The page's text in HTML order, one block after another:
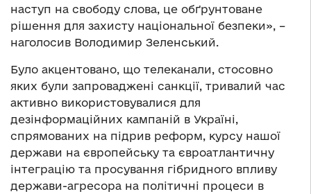
наступ на свободу слова, це обґрунтоване
рішення для захисту національної безпеки», –
наголосив Володимир Зеленський.
Було акцентовано, що телеканали, стосовно
яких були запроваджені санкції, тривалий час
активно використовувалися для
дезінформаційних кампаній в Україні,
спрямованих на підрив реформ, курсу нашої
держави на європейську та євроатлантичну
інтеграцію та просування гібридного впливу
держави-агресора на політичні процеси в